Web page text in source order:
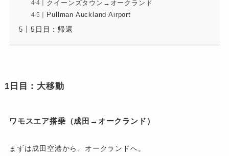
クイーンズタウン→オークランド
Pullman Auckland Airport
5日目：帰還
1日目：大移動
ワモスエア搭乗（成田→オークランド）
まずは成田空港から、オークランドへ。